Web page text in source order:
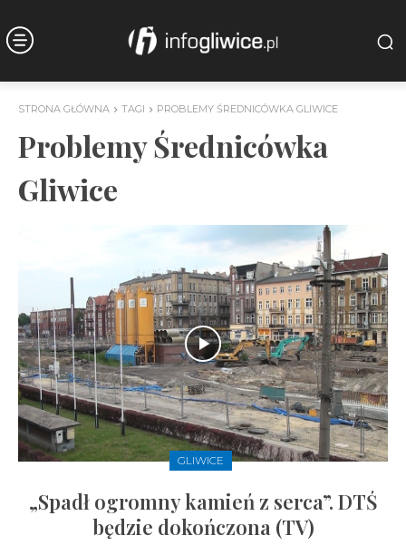
STRONA GŁÓWNA TAGI PROBLEMY ŚREDNICÓWKA GLIWICE
Problemy Średnicówka
Gliwice
GLIWICE
„Spadł ogromny kamień z serca”. DTŚ
będzie dokończona (TV)